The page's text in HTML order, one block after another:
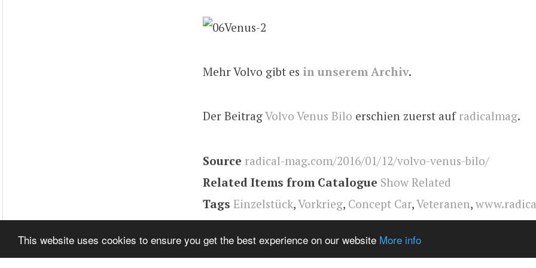
This website uses cookies to ensure you get the best experience on our website More info
Mehr Volvo gibt es in unserem Archiv.
Der BeitragVolvo Venus Bilo erschien zuerst auf radicalmag.
Source radical-mag.com/2016/01/12/volvo-venus-bilo/
Related Items from Catalogue Show Related
Tags Einzelstück,Vorkrieg, Concept Car,Veteranen,
Volvo Venus Bilo,Volvo,Oldtimer,radical